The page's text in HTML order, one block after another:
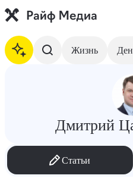
Жизнь
Дмитрий
Статьи